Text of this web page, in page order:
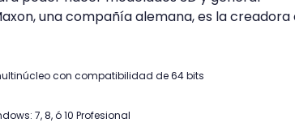
una compañía alemana, es la creadora
con compatibilidad de 64 bits
7, 8, ó 10 Profesional